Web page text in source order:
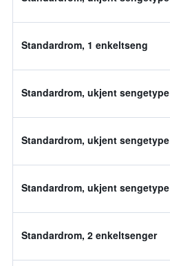
Standardrom, 1 enkeltseng
Standardrom, ukjent sengetype
Standardrom, ukjent sengetype
Standardrom, ukjent sengetype
Standardrom, 2 enkeltsenger